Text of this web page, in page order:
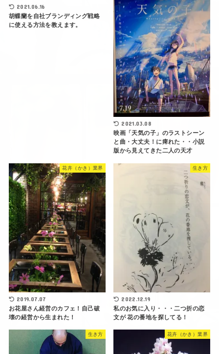
2021.06.16
胡蝶蘭を自社ブランディング戦略
に使える方法を教えます。
2021.03.08
映画「天気の子」のラストシーン
と曲・大丈夫！に痺れた・・小説
版から見えてきた二人の天才
花卉（かき）業界
2019.07.07
お花屋さん経営のカフェ！自己破
壊の経営から生まれた！
生き方
2022.12.19
私のお気に入り・・・二つ折の恋
文が 花の番地を探してる！
生き方 花卉（かき）業界